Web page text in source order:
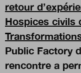
Renseignez
de la
retour
Hospices civils
Public Factory
rencontre a